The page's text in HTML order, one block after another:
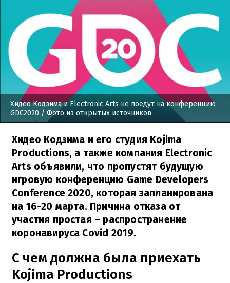
Хидео Кодзима и Electronic Arts не поедут на конференцию
GDC2020 / Фото из открытых источников
Хидео Кодзима и его студия Kojima
Productions, а также компания Electronic
Arts объявили, что пропустят будущую
игровую конференцию Game Developers
Conference 2020, которая запланирована
на 16-20 марта. Причина отказа от
участия простая – распространение
коронавируса Covid 2019.
С чем должна была приехать
Kojima Productions